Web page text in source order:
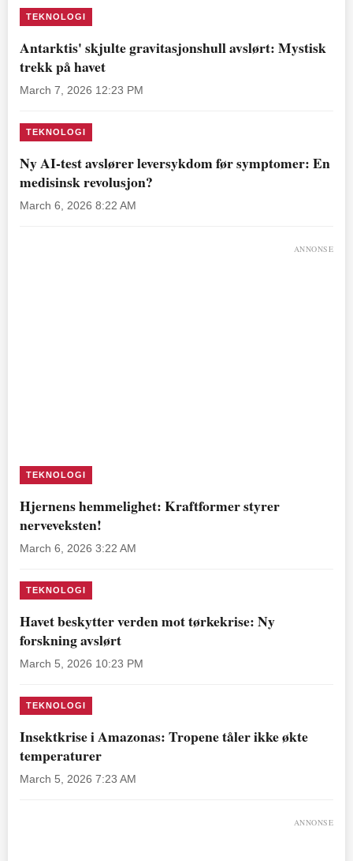
TEKNOLOGI
Antarktis' skjulte gravitasjonshull avslørt: Mystisk
trekk på havet
March 7, 2026 12:23 PM
TEKNOLOGI
Ny AI-test avslører leversykdom før symptomer: En
medisinsk revolusjon?
March 6, 2026 8:22 AM
ANNONSE
TEKNOLOGI
Hjernens hemmelighet: Kraftformer styrer
nerveveksten!
March 6, 2026 3:22 AM
TEKNOLOGI
Havet beskytter verden mot tørkekrise: Ny
forskning avslørt
March 5, 2026 10:23 PM
TEKNOLOGI
Insektkrise i Amazonas: Tropene tåler ikke økte
temperaturer
March 5, 2026 7:23 AM
ANNONSE